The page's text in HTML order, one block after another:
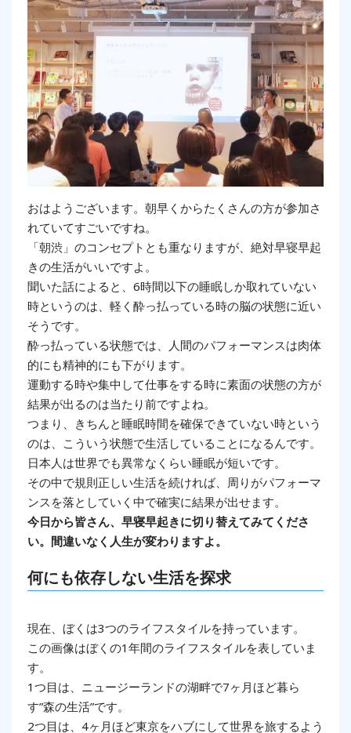
おはようございます。朝早くからたくさんの方が参加さ
れていてすごいですね。
「朝渋」のコンセプトとも重なりますが、絶対早寝早起
きの生活がいいですよ。
聞いた話によると、6時間以下の睡眠しか取れていない
時というのは、軽く酔っ払っている時の脳の状態に近い
そうです。
酔っ払っている状態では、人間のパフォーマンスは肉体
的にも精神的にも下がります。
運動する時や集中して仕事をする時に素面の状態の方が
結果が出るのは当たり前ですよね。
つまり、きちんと睡眠時間を確保できていない時という
のは、こういう状態で生活していることになるんです。
日本人は世界でも異常なくらい睡眠が短いです。
その中で規則正しい生活を続ければ、周りがパフォーマ
ンスを落としていく中で確実に結果が出せます。
今日から皆さん、早寝早起きに切り替えてみてくださ
い。間違いなく人生が変わりますよ。
何にも依存しない生活を探求
現在、ぼくは3つのライフスタイルを持っています。
この画像はぼくの1年間のライフスタイルを表していま
す。
1つ目は、ニュージーランドの湖畔で7ヶ月ほど暮ら
す”森の生活”です。
2つ目は、4ヶ月ほど東京をハブにして世界を旅するよう